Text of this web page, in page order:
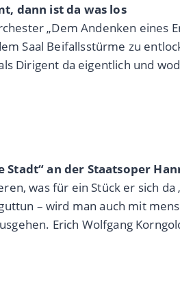
dann ist da was los
„Dem Andenken eines
Saal Beifallsstürme zu
Dirigent da eigentlich und
an der Staatsoper
was für ein Stück er sich
– wird man auch mit
Erich Wolfgang